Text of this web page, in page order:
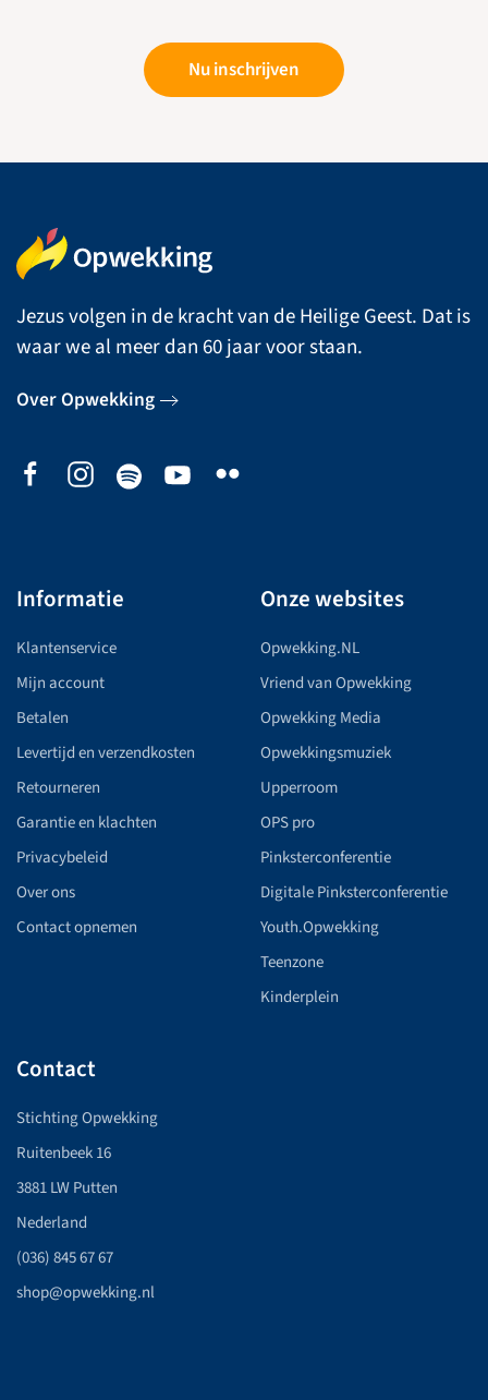
Nu inschrijven
Jezus volgen in de kracht van de Heilige Geest. Dat is
waar we al meer dan 60 jaar voor staan.
Over Opwekking
Informatie
Klantenservice
Mijn account
Betalen
Levertijd en verzendkosten
Retourneren
Garantie en klachten
Privacybeleid
Over ons
Contact opnemen
Onze websites
Opwekking.NL
Vriend van Opwekking
Opwekking Media
Opwekkingsmuziek
Upperroom
OPS pro
Pinksterconferentie
Digitale Pinksterconferentie
Youth.Opwekking
Teenzone
Kinderplein
Contact
Stichting Opwekking
Ruitenbeek 16
3881 LW Putten
Nederland
(036) 845 67 67
shop@opwekking.nl